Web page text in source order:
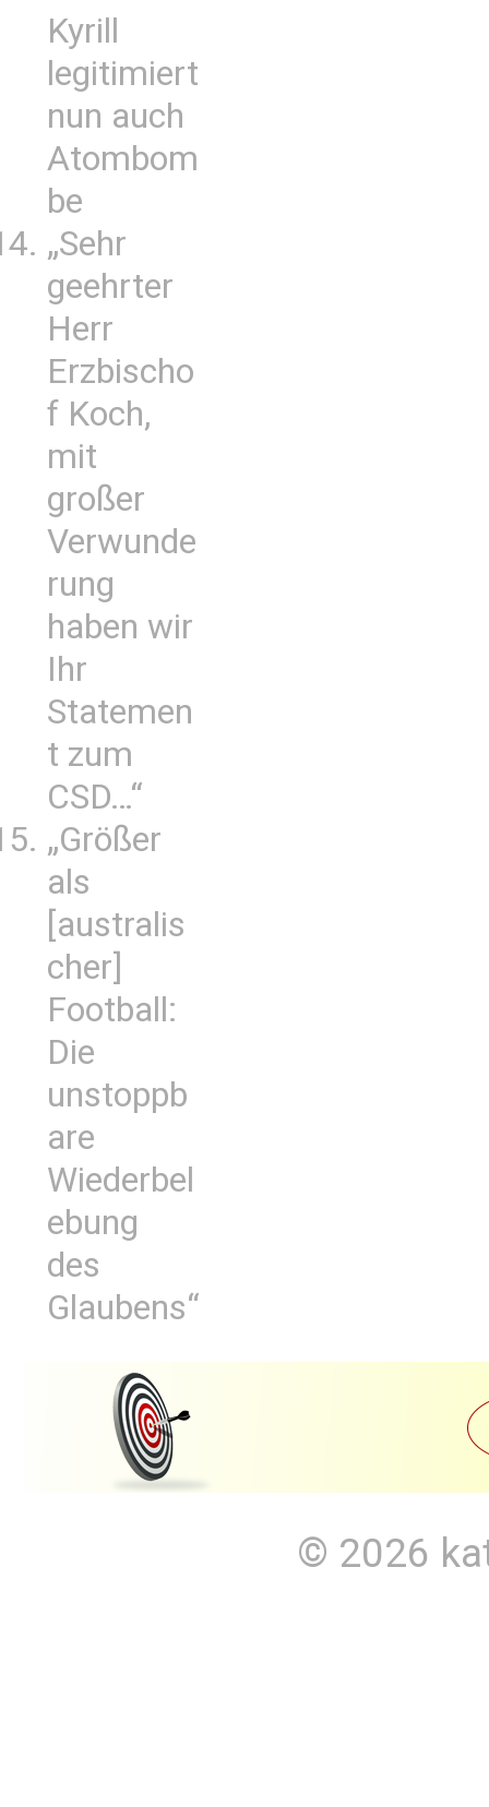
Kyrill
legitimiert
nun auch
Atombom
be
„Sehr
geehrter
Herr
Erzbischo
f Koch,
mit
großer
Verwunde
rung
haben wir
Ihr
Statemen
t zum
CSD…“
„Größer
als
[australis
cher]
Football:
Die
unstoppb
are
Wiederbel
ebung
des
Glaubens“
© 2026